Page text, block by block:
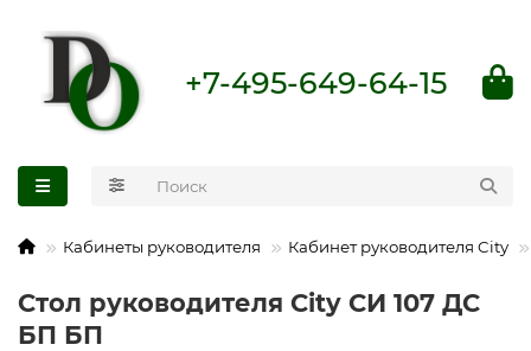
+7-495-649-64-15
Кабинеты руководителя Кабинет руководителя City
Стол руководителя City СИ 107 ДС
БП БП